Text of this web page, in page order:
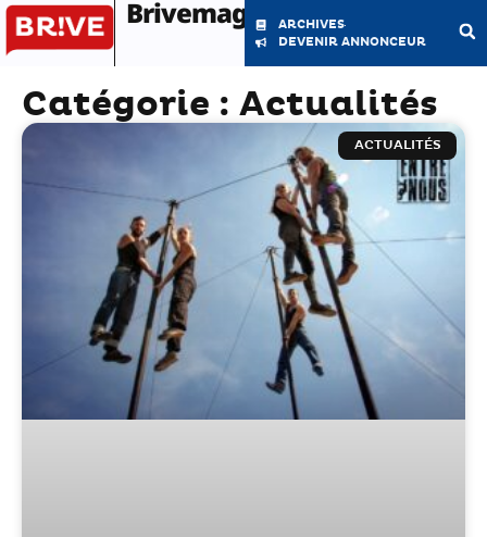
Brivemag'
ARCHIVES
DEVENIR ANNONCEUR
Catégorie : Actualités
ACTUALITÉS